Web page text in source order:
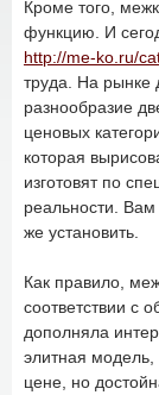
Кроме того,
функцию. И
http://me-ko.ru/
труда. На рынке
разнообразие
ценовых
которая
изготовят по
реальности. Вам
же установить.
Как правило,
соответствии с
дополняла
элитная модель,
цене, но